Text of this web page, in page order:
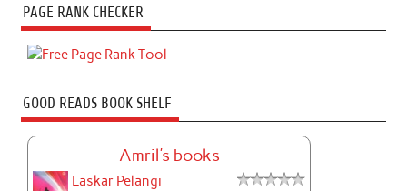
PAGE RANK CHECKER
GOOD READS BOOK SHELF
Amril's books
Laskar Pelangi